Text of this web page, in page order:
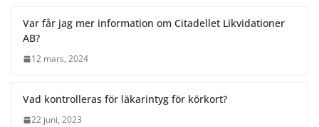
Var får jag mer information om Citadellet Likvidationer
AB?
12 mars, 2024
Vad kontrolleras för läkarintyg för körkort?
22 juni, 2023